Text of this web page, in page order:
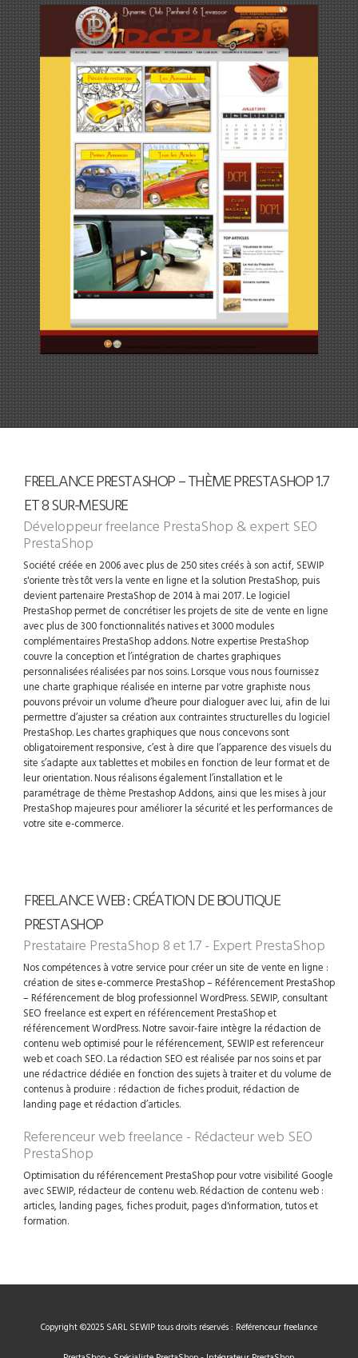
FREELANCE PRESTASHOP – THÈME PRESTASHOP 1.7
ET 8 SUR-MESURE
Développeur freelance PrestaShop & expert SEO
PrestaShop
Société créée en 2006 avec plus de 250 sites créés à son actif, SEWIP
s'oriente très tôt vers la vente en ligne et la solution PrestaShop, puis
devient partenaire PrestaShop de 2014 à mai 2017. Le logiciel
PrestaShop permet de concrétiser les projets de site de vente en ligne
avec plus de 300 fonctionnalités natives et 3000 modules
complémentaires PrestaShop addons. Notre expertise PrestaShop
couvre la conception et l’intégration de chartes graphiques
personnalisées réalisées par nos soins. Lorsque vous nous fournissez
une charte graphique réalisée en interne par votre graphiste nous
pouvons prévoir un volume d’heure pour dialoguer avec lui, afin de lui
permettre d’ajuster sa création aux contraintes structurelles du logiciel
PrestaShop. Les chartes graphiques que nous concevons sont
obligatoirement responsive, c’est à dire que l’apparence des visuels du
site s’adapte aux tablettes et mobiles en fonction de leur format et de
leur orientation. Nous réalisons également l’installation et le
paramétrage de thème Prestashop Addons, ainsi que les mises à jour
PrestaShop majeures pour améliorer la sécurité et les performances de
votre site e-commerce.
FREELANCE WEB : CRÉATION DE BOUTIQUE
PRESTASHOP
Prestataire PrestaShop 8 et 1.7 - Expert PrestaShop
Nos compétences à votre service pour créer un site de vente en ligne :
création de sites e-commerce PrestaShop – Référencement PrestaShop
– Référencement de blog professionnel WordPress. SEWIP, consultant
SEO freelance est expert en référencement PrestaShop et
référencement WordPress. Notre savoir-faire intègre la rédaction de
contenu web optimisé pour le référencement, SEWIP est referenceur
web et coach SEO. La rédaction SEO est réalisée par nos soins et par
une rédactrice dédiée en fonction des sujets à traiter et du volume de
contenus à produire : rédaction de fiches produit, rédaction de
landing page et rédaction d’articles.
Referenceur web freelance - Rédacteur web SEO
PrestaShop
Optimisation du référencement PrestaShop pour votre visibilité Google
avec SEWIP, rédacteur de contenu web. Rédaction de contenu web :
articles, landing pages, fiches produit, pages d'information, tutos et
formation.
Copyright ©2025 SARL SEWIP tous droits réservés : Référenceur freelance